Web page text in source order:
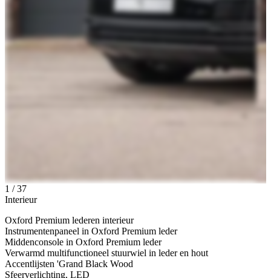
1 /37
Interieur
Oxford Premium lederen interieur
Instrumentenpaneel in Oxford Premium leder
Middenconsole in Oxford Premium leder
Verwarmd multifunctioneel stuurwiel in leder en hout
Accentlijsten 'Grand Black Wood
Sfeerverlichting, LED